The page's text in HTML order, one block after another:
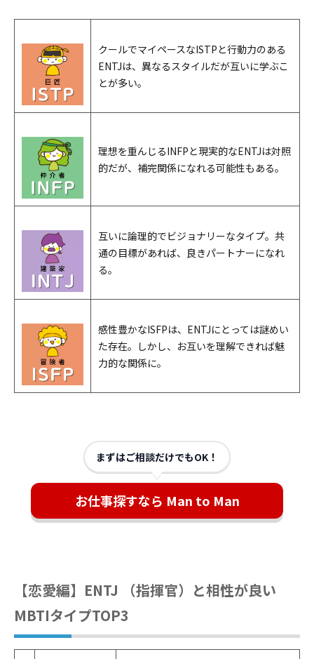
クールでマイペースなISTPと行動力のある
ENTJは、異なるスタイルだが互いに学ぶこ
とが多い。
理想を重んじるINFPと現実的なENTJは対照
的だが、補完関係になれる可能性もある。
互いに論理的でビジョナリーなタイプ。共
通の目標があれば、良きパートナーになれ
る。
感性豊かなISFPは、ENTJにとっては謎めい
た存在。しかし、お互いを理解できれば魅
力的な関係に。
まずはご相談だけでもOK！
お仕事探すなら Man to Man
【恋愛編】ENTJ （指揮官）と相性が良い
MBTIタイプTOP3